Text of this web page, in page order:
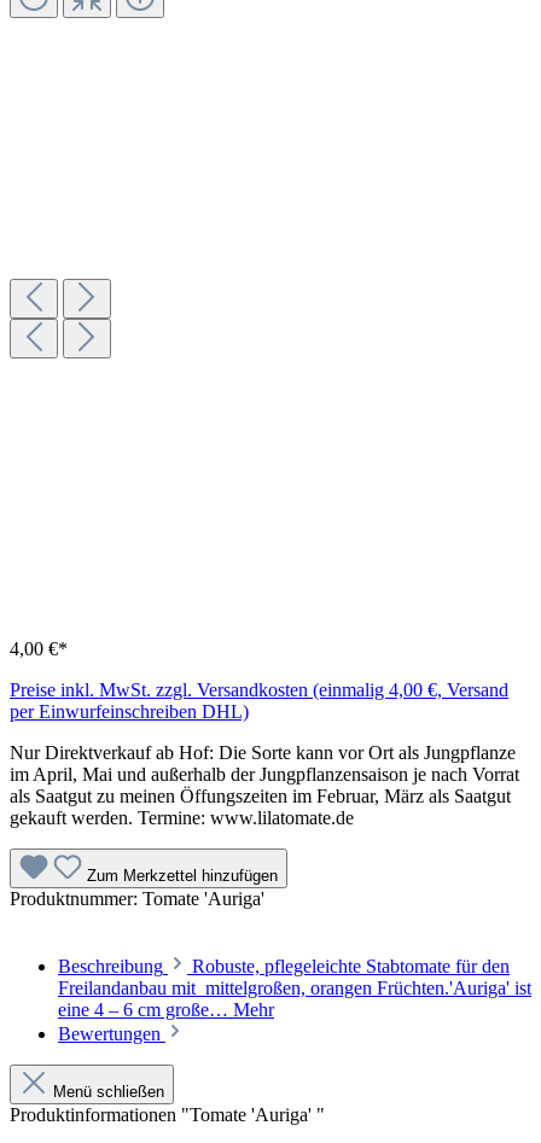
4,00 €*
Preise inkl. MwSt. zzgl. Versandkosten (einmalig 4,00 €, Versand
per Einwurfeinschreiben DHL)
Nur Direktverkauf ab Hof: Die Sorte kann vor Ort als Jungpflanze
im April, Mai und außerhalb der Jungpflanzensaison je nach Vorrat
als Saatgut zu meinen Öffungszeiten im Februar, März als Saatgut
gekauft werden. Termine: www.lilatomate.de
Zum Merkzettel hinzufügen
Produktnummer: Tomate 'Auriga'
Beschreibung
Robuste, pflegeleichte Stabtomate für den
Freilandanbau mit mittelgroßen, orangen Früchten.'Auriga' ist
eine 4 – 6 cm große… Mehr
Bewertungen
Menü schließen
Produktinformationen "Tomate 'Auriga' "